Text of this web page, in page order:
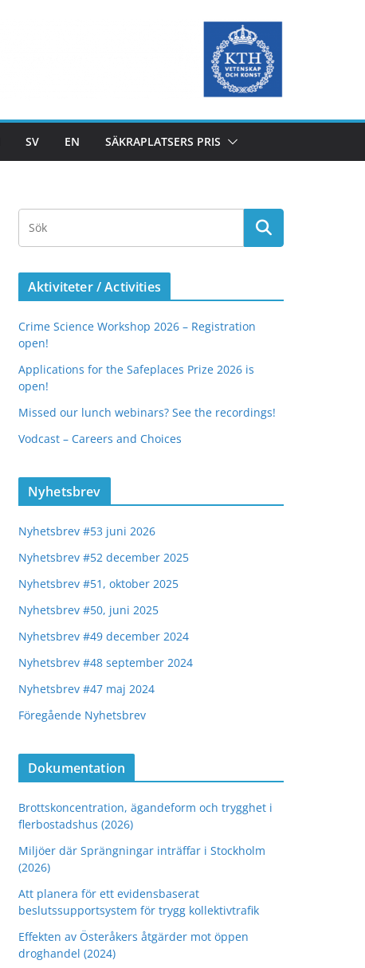
SV EN SÄKRAPLATSERS PRIS
Aktiviteter / Activities
Crime Science Workshop 2026 – Registration
open!
Applications for the Safeplaces Prize 2026 is
open!
Missed our lunch webinars? See the recordings!
Vodcast – Careers and Choices
Nyhetsbrev
Nyhetsbrev #53 juni 2026
Nyhetsbrev #52 december 2025
Nyhetsbrev #51, oktober 2025
Nyhetsbrev #50, juni 2025
Nyhetsbrev #49 december 2024
Nyhetsbrev #48 september 2024
Nyhetsbrev #47 maj 2024
Föregående Nyhetsbrev
Dokumentation
Brottskoncentration, ägandeform och trygghet i
flerbostadshus (2026)
Miljöer där Sprängningar inträffar i Stockholm
(2026)
Att planera för ett evidensbaserat
beslutssupportsystem för trygg kollektivtrafik
Effekten av Österåkers åtgärder mot öppen
droghandel (2024)